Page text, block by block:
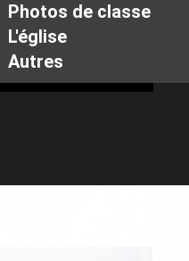
Photos de classe
L'église
Autres